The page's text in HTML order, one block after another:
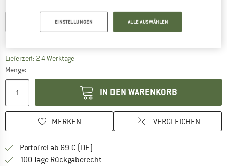
140 150 160 170
Lieferzeit: 2-4 WerktageDer Link öffnet sich in einer Infobox und
Menge:
IN DEN WARENKORB
MERKEN VERGLEICHEN
Portofrei ab 69 € (DE)
100 Tage Rückgaberecht
EINSTELLUNGEN ALLE AUSWÄHLEN